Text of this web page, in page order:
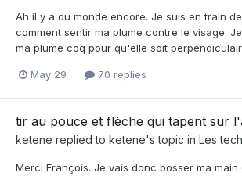
Ah il y a du monde encore. Je suis en train
comment sentir ma plume contre le visage.
ma plume coq pour qu'elle soit
May 29 70 replies
tir au pouce et flèche qui tapent sur
ketene replied to ketene's topic in Les
Merci François. Je vais donc bosser ma